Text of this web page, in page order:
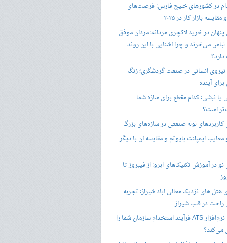
در کشورهای خلیج فارس: فرصت‌های
بازار کار در ۲۰۲۵
پنهان در خرید لاکچری مردانه؛ مردان موفق
می‌خرند و چرا آشنایی با این روند
نیروی انسانی در صنعت گردشگری؛ زنگ
آینده
یا نبشی؛ کدام مقطع برای سازه شما
است؟
لوله صنعتی در سازه‌های بزرگ
معایب ایمپلنت بایوتم و مقایسه آن با دیگر
در آموزش تکنیک‌های ابرو: از فیبروز تا
هتل های نزدیک معالی آباد شیراز؛ تجربه
راحت در قلب شیراز
چگونه نرم‌افزار ATS فرآیند استخدام سازمان شما را
می‌کند؟